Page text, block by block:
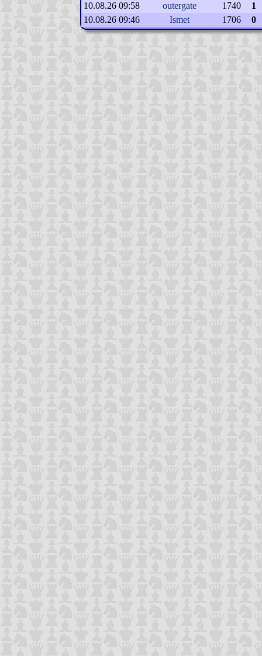
10.08.26 09:58
outergate 1740
1
10.08.26 09:46
Ismet 1706 0